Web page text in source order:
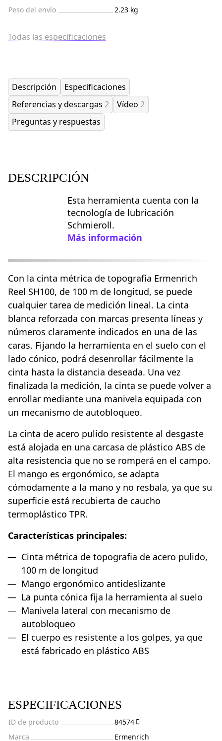
Peso del envío 2.23 kg
Todas las especificaciones
Descripción
Especificaciones
Referencias y descargas 2 Vídeo 2
Preguntas y respuestas
DESCRIPCIÓN
Esta herramienta cuenta con la
tecnología de lubricación
Schmieroll.
Más información
Con la cinta métrica de topografía Ermenrich
Reel SH100, de 100 m de longitud, se puede
cualquier tarea de medición lineal. La cinta
blanca reforzada con marcas presenta líneas y
números claramente indicados en una de las
caras. Fijando la herramienta en el suelo con el
lado cónico, podrá desenrollar fácilmente la
cinta hasta la distancia deseada. Una vez
finalizada la medición, la cinta se puede volver a
enrollar mediante una manivela equipada con
un mecanismo de autobloqueo.
La cinta de acero pulido resistente al desgaste
está alojada en una carcasa de plástico ABS de
alta resistencia que no se romperá en el campo.
El mango es ergonómico, se adapta
cómodamente a la mano y no resbala, ya que su
superficie está recubierta de caucho
termoplástico TPR.
Características principales:
Cinta métrica de topografia de acero pulido,
100 m de longitud
Mango ergonómico antideslizante
La punta cónica fija la herramienta al suelo
Manivela lateral con mecanismo de
autobloqueo
El cuerpo es resistente a los golpes, ya que
está fabricado en plástico ABS
ESPECIFICACIONES
ID de producto
84574
Marca
Ermenrich